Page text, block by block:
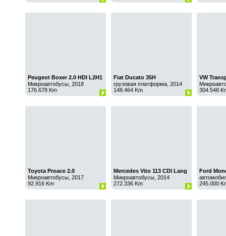
Peugeot Boxer 2.0 HDI L2H1
Микроавтобусы, 2018
176.678 Km
Fiat Ducato 35H
Dobb.kabine 2.3 MJT
грузовая платформа, 2014
148.464 Km
VW
304.548
Toyota Proace 2.0
Микроавтобусы, 2017
92.916 Km
Mercedes Vito 113 CDI Lang
Микроавтобусы, 2014
272.336 Km
Ford
245.000